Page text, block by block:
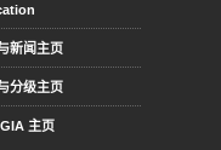
新闻主页
分级主页
主页